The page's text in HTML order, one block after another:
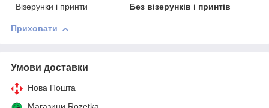
Візерунки і принти
Без візерунків і принтів
Приховати
Умови доставки
Нова Пошта